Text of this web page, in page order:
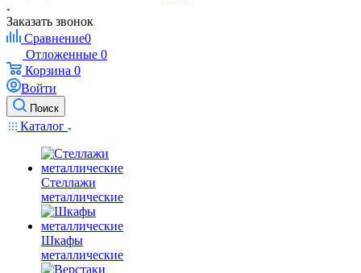
Заказать звонок
Сравнение0
Отложенные 0
Корзина 0
Войти
Поиск
Каталог
Стеллажи
металлические
Шкафы
металлические